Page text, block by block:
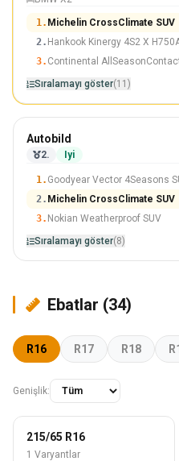
Kazanan
1. Michelin CrossClimate SUV
2. Hankook Kinergy 4S2 X
3. Continental
Sıralamayı göster(11)
Tüm mevsimler
235/60 R18
#2 Içinden 8 Lastikler
Autobild
2.
Iyi
1. Goodyear Vector 4Seasons
2. Michelin CrossClimate SUV
3. Nokian Weatherproof SUV
Sıralamayı göster(8)
Ebatlar (34)
R16 R17 R18
Genişlik:
215/65 R16
1 Varyantlar